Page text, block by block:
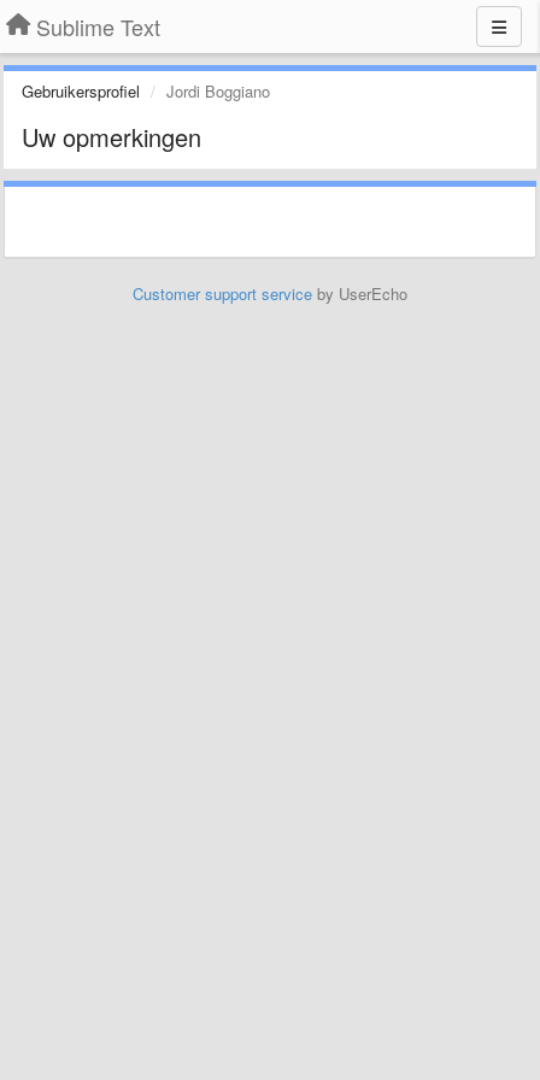
Sublime Text
Gebruikersprofiel Jordi Boggiano
Uw opmerkingen
Customer support service by UserEcho